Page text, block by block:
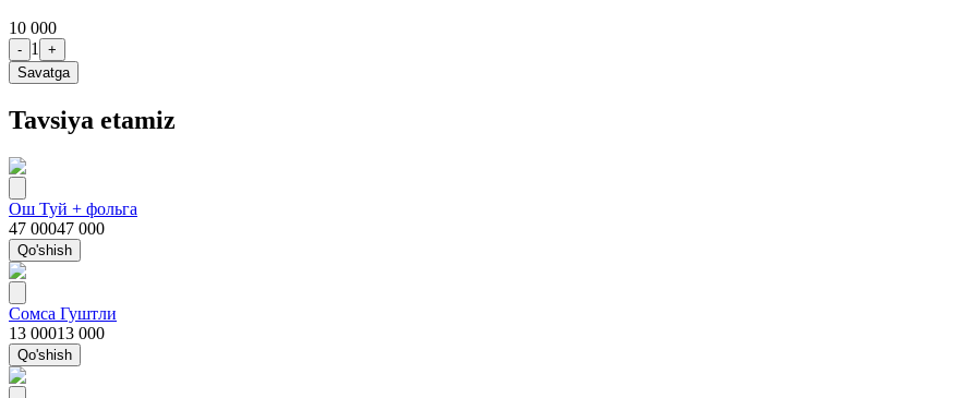
10 000
- 1
+
Savatga
Tavsiya etamiz
Ош Туй + фольга
47 00047 000
Qo'shish
Сомса Гуштли
13 00013 000
Qo'shish